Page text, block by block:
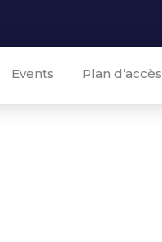
Events Plan d’accès